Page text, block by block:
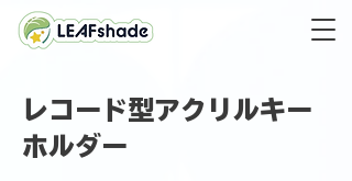
レコード型アクリルキー
ホルダー